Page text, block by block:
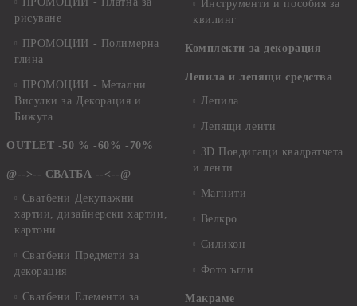
рисуване
ПРОМОЦИИ - Полимерна
глина
ПРОМОЦИИ - Метални
Висулки за Декорация и
Бижута
OUTLET -50 % -60% -70%
@-->-- СВАТБА --<--@
Сватбени Декупажни
хартии, дизайнерски хартии,
картони
Сватбени Предмети за
декорация
Сватбени Елементи за
Инструменти и пособия за
квилинг
Комплекти за декорация
Лепила и лепящи средства
Лепила
Лепящи ленти
3D Повдигащи квадратчета
и ленти
Магнити
Велкро
Силикон
Фото ъгли
Макраме